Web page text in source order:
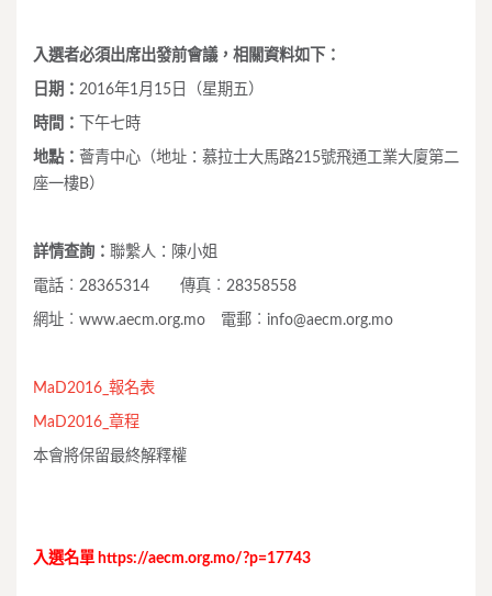
入選者必須出席出發前會議，相關資料如下：
日期： 2016年1月15日（星期五）
時間： 下午七時
地點： 薈青中心（地址：慕拉士大馬路215號飛通工業大廈第二
座一樓B）
詳情查詢： 聯繫人：陳小姐
電話︰28365314 傳真︰28358558
網址︰www.aecm.org.mo 電郵︰ info@aecm.org.mo
MaD2016_報名表
MaD2016_章程
本會將保留最終解釋權
入選名單 https://aecm.org.mo/?p=17743